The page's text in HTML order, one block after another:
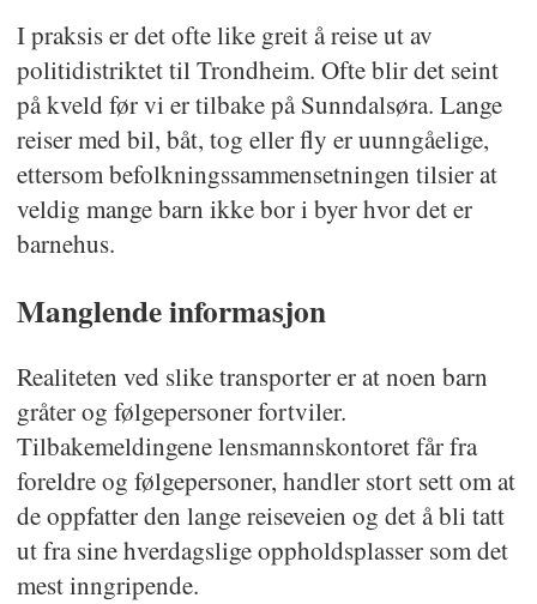
I praksis er det ofte like greit å reise ut av
politidistriktet til Trondheim. Ofte blir det seint
på kveld før vi er tilbake på Sunndalsøra. Lange
reiser med bil, båt, tog eller fly er uunngåelige,
ettersom befolkningssammensetningen tilsier at
veldig mange barn ikke bor i byer hvor det er
barnehus.
Manglende informasjon
Realiteten ved slike transporter er at noen barn
gråter og følgepersoner fortviler.
Tilbakemeldingene lensmannskontoret får fra
foreldre og følgepersoner, handler stort sett om at
de oppfatter den lange reiseveien og det å bli tatt
ut fra sine hverdagslige oppholdsplasser som det
mest inngripende.